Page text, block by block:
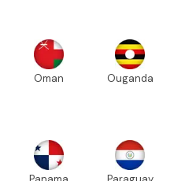
Oman Ouganda